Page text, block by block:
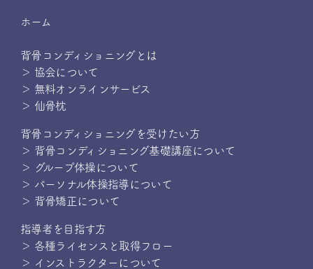
ホーム
背骨コンディショニングとは
＞ 協会について
＞ 無料オンラインサービス
＞ 仙骨枕
背骨コンディショニングを受けたい方
＞ 背骨コンディショニング基礎講座について
＞ グループ体操について
＞ パーソナル体操指導について
＞ 背骨矯正について
指導者を目指す方
＞ 各種ライセンスと取得フロー
＞ インストラクターについて